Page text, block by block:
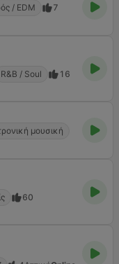
/ EDM
7
R&B / Soul
16
μουσική
60